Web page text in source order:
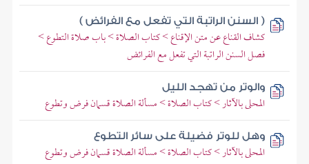
( السنن الراتبة التي تفعل مع الفرائض )
كشاف القناع عن متن الإقناع > كتاب الصلاة > باب صلاة التطوع >
فصل السنن الراتبة التي تفعل مع الفرائض
والوتر من تهجد الليل
المحلى بالآثار > كتاب الصلاة > مسألة الصلاة قسمان فرض وتطوع
وهل للوتر فضيلة على سائر التطوع
المحلى بالآثار > كتاب الصلاة > مسألة الصلاة قسمان فرض وتطوع